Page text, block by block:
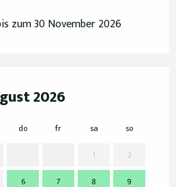
zum 30 November 2026
2026
do fr sa
so
1
2
6 7 8
9